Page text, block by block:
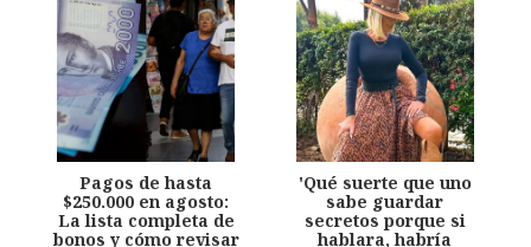
Pagos de hasta
$250.000 en agosto:
La lista completa de
bonos y cómo revisar
'Qué suerte que uno
sabe guardar
secretos porque si
hablara, habría